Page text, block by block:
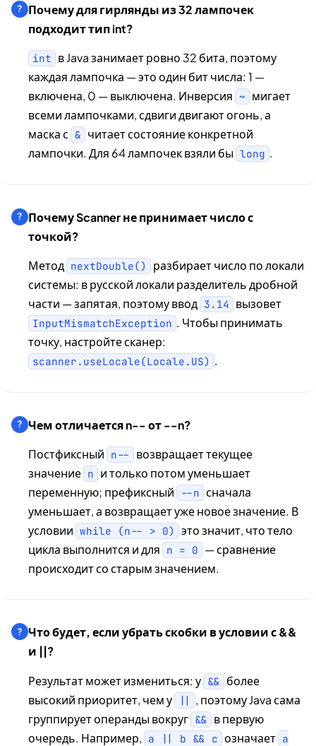
Почему для гирлянды из 32 лампочек
подходит тип int?
int в Java занимает ровно 32 бита, поэтому
каждая лампочка — это один бит числа: 1 —
включена, 0 — выключена. Инверсия ~ мигает
всеми лампочками, сдвиги двигают огонь, а
маска с & читает состояние конкретной
лампочки. Для 64 лампочек взяли бы long .
Почему Scanner не принимает число с
точкой?
Метод nextDouble()
разбирает число по локали
системы: в русской локали разделитель дробной
части — запятая, поэтому ввод 3.14 вызовет
InputMismatchException . Чтобы принимать
точку, настройте сканер:
scanner.useLocale(Locale.US) .
Чем отличается n-- от --n?
Постфиксный n--
возвращает текущее
значение n и только потом уменьшает
переменную; префиксный
--n сначала
уменьшает, а возвращает уже новое значение. В
условии while (n-- > 0)
это значит, что тело
цикла выполнится и для n = 0 — сравнение
происходит со старым значением.
Что будет, если убрать скобки в условии с &&
и ||?
Результат может измениться: у && более
высокий приоритет, чем у
|| , поэтому Java сама
группирует операнды вокруг && в первую
очередь. Например, a || b && c означает a